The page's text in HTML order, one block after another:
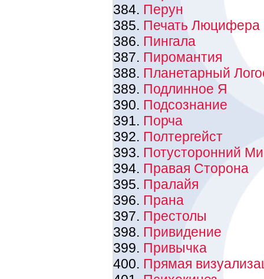
Перун
Печать Люцифера
Пингала
Пиромантия
Планетарный
Подлинное Я
Подсознание
Порча
Полтергейст
Потусторонний
Правая Сторона
Пралайя
Прана
Престолы
Привидение
Привычка
Прямая